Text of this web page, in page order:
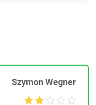
Szymon Wegner